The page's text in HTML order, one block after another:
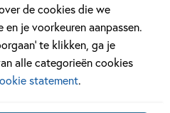
de cookies die we
je voorkeuren aanpassen.
te klikken, ga je
alle categorieën cookies
statement.